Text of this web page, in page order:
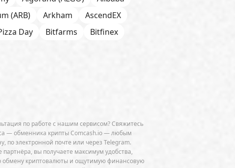
(ARB) Arkham
AscendEX
Day Bitfarms
Bitfinex
Exodus Facebook
FATF
Gemini GitHub
Glassnode
HSBC HTX Huawei Hut 8
по работе с нашим сервисом? Свяжитесь
— обменника крипты Comcash.io — любым
по электронной почте или через Telegram.
партнёра, вы получаете максимум удобства,
обмену криптовалюты и ощутимую финансовую